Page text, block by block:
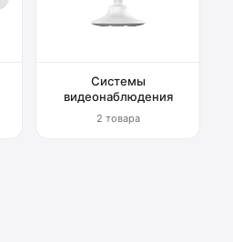
Системы
видеонаблюдения
2 товара